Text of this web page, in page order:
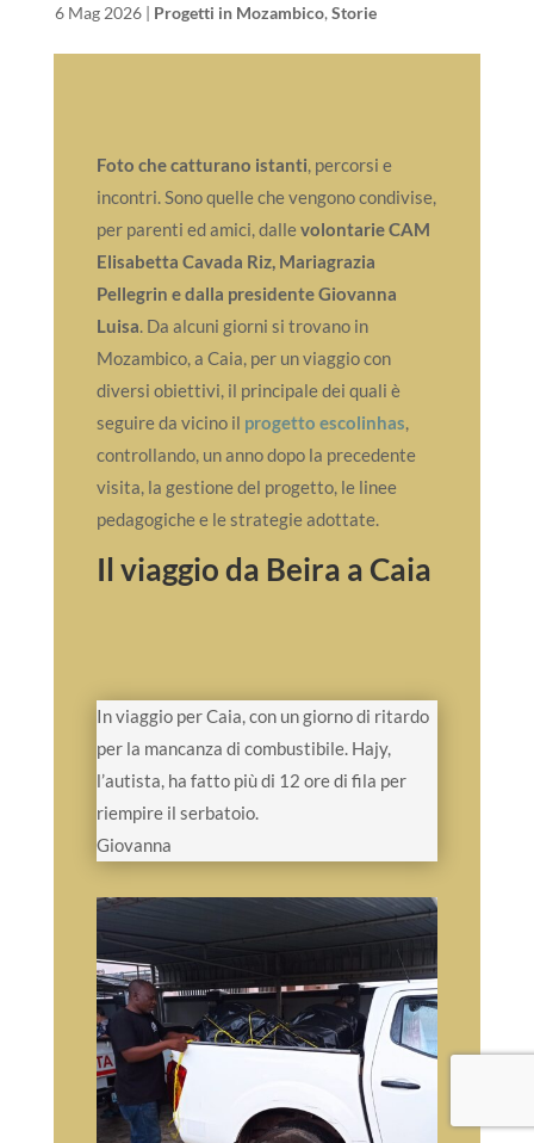
6 Mag 2026| Progetti in Mozambico, Storie
Foto che catturano istanti, percorsi e
incontri. Sono quelle che vengono condivise,
per parenti ed amici, dallevolontarie CAM
Elisabetta Cavada Riz, Mariagrazia
Pellegrin e dalla presidente Giovanna
Luisa. Da alcuni giorni si trovano in
Mozambico, a Caia, per un viaggio con
diversi obiettivi, il principale dei quali è
seguire da vicino il progetto escolinhas,
controllando, un anno dopo la precedente
visita, la gestione del progetto, le linee
pedagogiche e le strategie adottate.
Il viaggio da Beira a Caia
In viaggio per Caia, con un giorno di ritardo
per la mancanza di combustibile. Hajy,
l’autista, ha fatto più di 12 ore di fila per
riempire il serbatoio.
Giovanna